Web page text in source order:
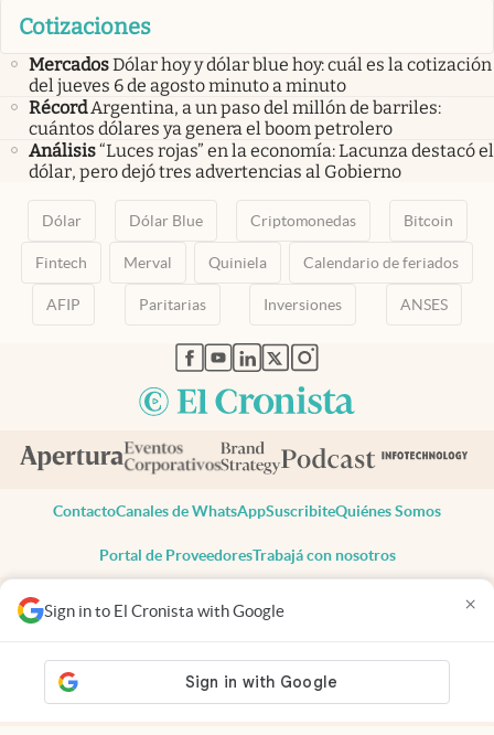
Sign in to El Cronista with Google ×
Cotizaciones
MercadosDólar hoy y dólar blue hoy: cuál es la cotización
del jueves 6 de agosto minuto a minuto
Récord Argentina, a un paso del millón de barriles:
cuántos dólares ya genera el boom petrolero
Análisis“Luces rojas” en la economía: Lacunza destacó el
dólar, pero dejó tres advertencias al Gobierno
Dólar Dólar Blue Criptomonedas Bitcoin
Fintech Merval Quiniela Calendario de feriados
AFIP Paritarias Inversiones ANSES
abre en nueva pestaña
abre en nueva pestaña
abre en nueva pestaña
abre en nueva pestaña
abre en nueva pestaña
ContactoCanales de WhatsAppSuscribiteQuiénes Somos
Portal de ProveedoresTrabajá con nosotros
Todos los derechos reservados
Privacidad
Consentimiento
Tel:+54 11 7078-3270